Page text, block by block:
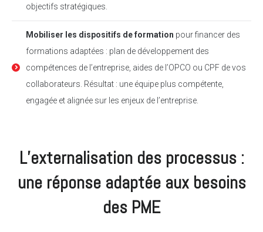
objectifs stratégiques.
Mobiliser les dispositifs de formation pour financer des
formations adaptées : plan de développement des
compétences de l’entreprise, aides de l’OPCO ou CPF de vos
collaborateurs. Résultat : une équipe plus compétente,
engagée et alignée sur les enjeux de l’entreprise.
L’externalisation des processus :
une réponse adaptée aux besoins
des PME